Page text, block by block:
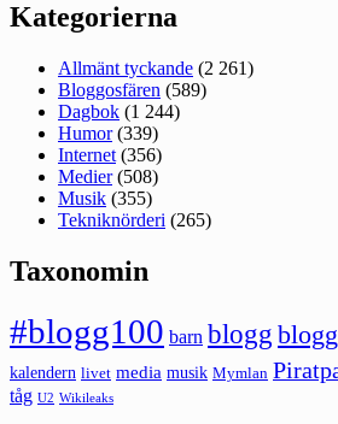
Kategorierna
Allmänt tyckande (2 261)
Bloggosfären (589)
Dagbok (1 244)
Humor(339)
Internet (356)
Medier(508)
Musik (355)
Tekniknörderi (265)
Taxonomin
#blogg100 barn blogg
kalendern livet media musik Mymlan
tåg U2 Wikileaks